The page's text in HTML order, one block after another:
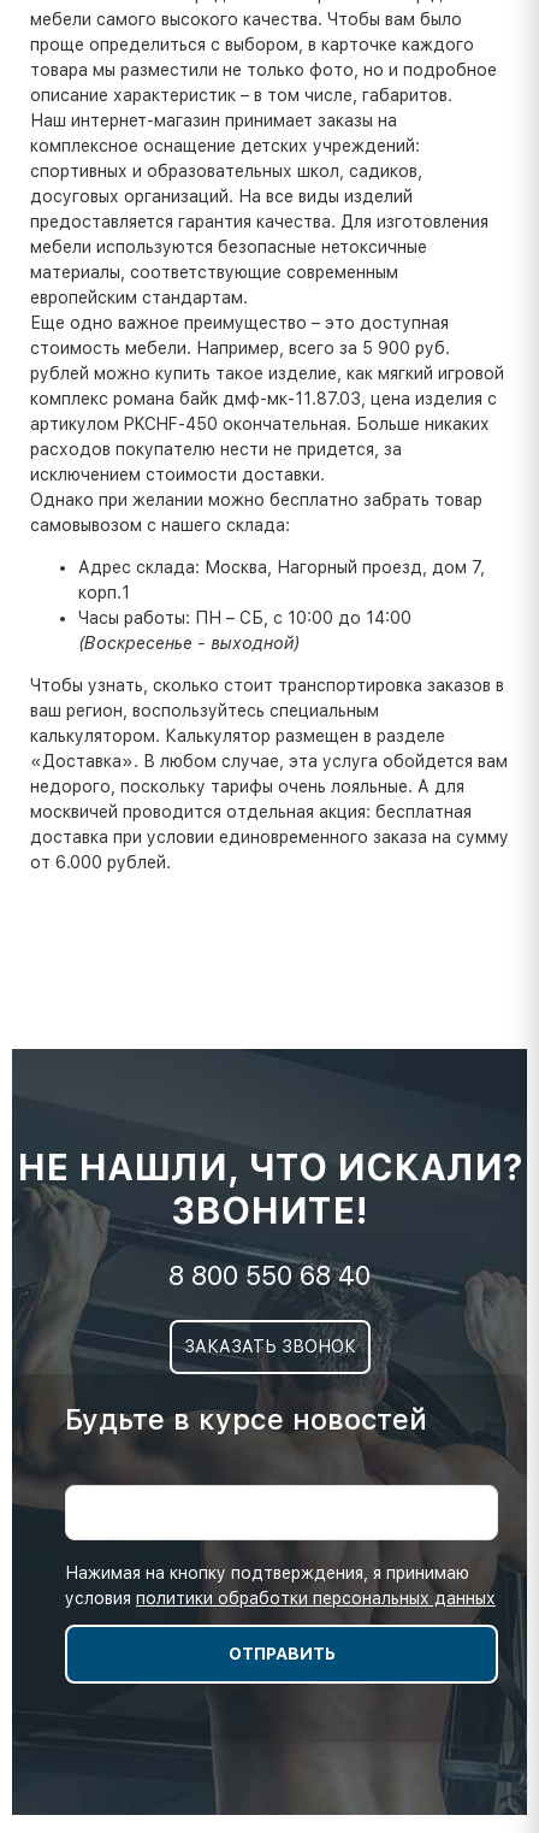
мебели самого высокого качества. Чтобы вам было
проще определиться с выбором, в карточке каждого
товара мы разместили не только фото, но и подробное
описание характеристик – в том числе, габаритов.
Наш интернет-магазин принимает заказы на
комплексное оснащение детских учреждений:
спортивных и образовательных школ, садиков,
досуговых организаций. На все виды изделий
предоставляется гарантия качества. Для изготовления
мебели используются безопасные нетоксичные
материалы, соответствующие современным
европейским стандартам.
Еще одно важное преимущество – это доступная
стоимость мебели. Например, всего за 5 900 руб.
рублей можно купить такое изделие, как мягкий игровой
комплекс романа байк дмф-мк-11.87.03, цена изделия с
артикулом PKCHF-450 окончательная. Больше никаких
расходов покупателю нести не придется, за
исключением стоимости доставки.
Однако при желании можно бесплатно забрать товар
самовывозом с нашего склада:
Адрес склада: Москва, Нагорный проезд, дом 7,
корп.1
Часы работы: ПН – СБ, с 10:00 до 14:00
(Воскресенье - выходной)
Чтобы узнать, сколько стоит транспортировка заказов в
ваш регион, воспользуйтесь специальным
калькулятором. Калькулятор размещен в разделе
«Доставка». В любом случае, эта услуга обойдется вам
недорого, поскольку тарифы очень лояльные. А для
москвичей проводится отдельная акция: бесплатная
доставка при условии единовременного заказа на сумму
от 6.000 рублей.
НЕ НАШЛИ, ЧТО ИСКАЛИ?
ЗВОНИТЕ!
8 800 550 68 40
ЗАКАЗАТЬ ЗВОНОК
Будьте в курсе новостей
Нажимая на кнопку подтверждения, я принимаю
условия политики обработки персональных данных